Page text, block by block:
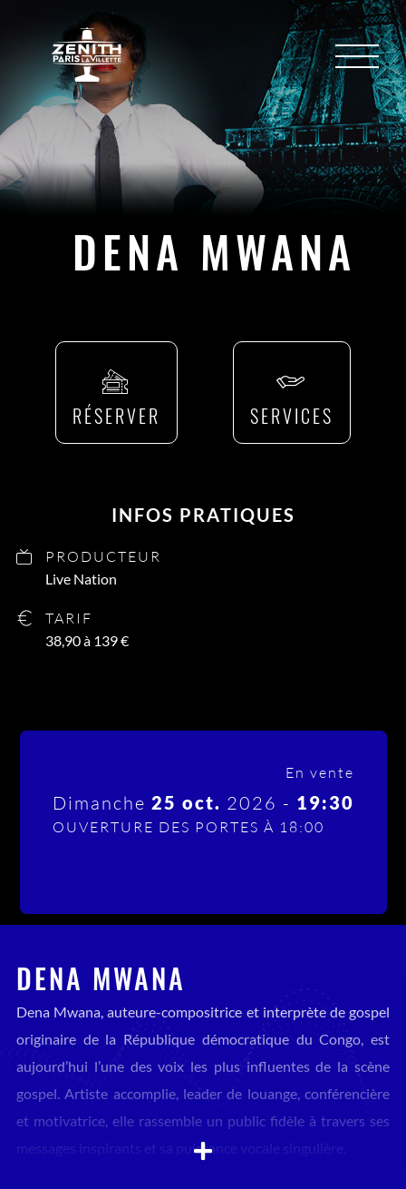
DENA MWANA
RÉSERVER SERVICES
INFOS PRATIQUES
PRODUCTEUR
Live Nation
TARIF
38,90 à 139 €
En vente
Dimanche 25 oct. 2026 - 19:30
OUVERTURE DES PORTES À 18:00
DENA MWANA
Dena Mwana, auteure-compositrice et interprète de gospel
originaire de la République démocratique du Congo, est
aujourd’hui l’une des voix les plus influentes de la scène
gospel. Artiste accomplie, leader de louange, conférencière
et motivatrice, elle rassemble un public fidèle à travers ses
messages inspirants et sa puissance vocale singulière.